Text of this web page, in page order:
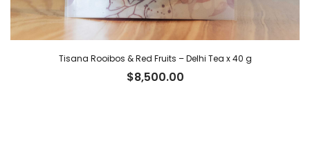
Tisana Rooibos & Red Fruits – Delhi Tea x 40 g
$8,500.00